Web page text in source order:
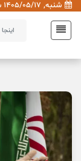
شنبه, 1405/05/17 شمسی | 2026/08/08 میلادی